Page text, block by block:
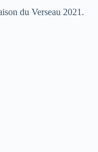
du Verseau 2021.